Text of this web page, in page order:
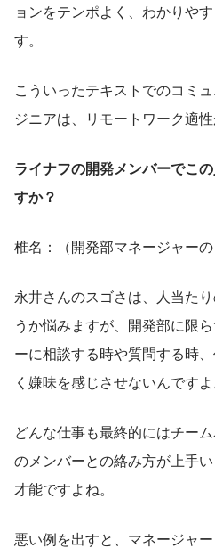
ョンをテンポよく、わかりや
す。
こういったテキストでのコミ
ジニアは、リモートワーク適性
ライナフの開発メンバーでこ
すか？
椎名：（開発部マネージャーの
永井さんのスゴさは、人当た
うか悩みますが、開発部に限
ーに相談する時や質問する時
く嫌味を感じさせないんですよ
どんな仕事も最終的にはチー
のメンバーとの絡み方が上手
才能ですよね。
悪い例を出すと、マネージャ